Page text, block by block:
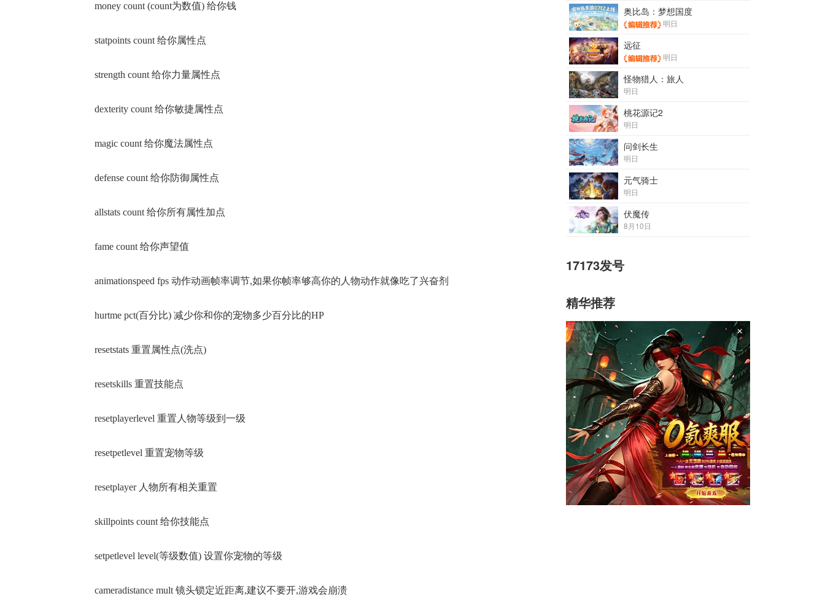
money count (count为数值) 给你钱
statpoints count 给你属性点
strength count 给你力量属性点
dexterity count 给你敏捷属性点
magic count 给你魔法属性点
defense count 给你防御属性点
allstats count 给你所有属性加点
fame count 给你声望值
animationspeed fps 动作动画帧率调节,如果你帧率够高你的人物动作就像吃了兴奋剂
hurtme pct(百分比) 减少你和你的宠物多少百分比的HP
resetstats 重置属性点(洗点)
resetskills 重置技能点
resetplayerlevel 重置人物等级到一级
resetpetlevel 重置宠物等级
resetplayer 人物所有相关重置
skillpoints count 给你技能点
setpetlevel level(等级数值) 设置你宠物的等级
cameradistance mult 镜头锁定近距离,建议不要开,游戏会崩溃
奥比岛：梦想国度
明日
远征
明日
怪物猎人：旅人
明日
桃花源记2
明日
问剑长生
明日
元气骑士
明日
伏魔传
8月10日
17173发号
精华推荐
×